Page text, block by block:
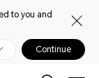
to you and
Continue